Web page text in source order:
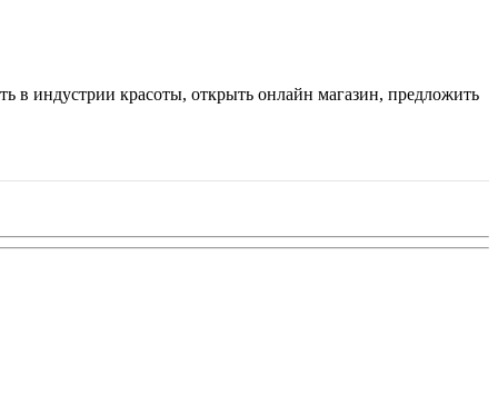
в индустрии красоты, открыть онлайн магазин, предложить